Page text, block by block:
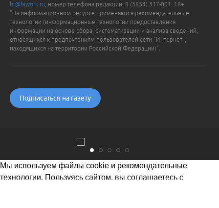
br@biwork.ru , номер телефона редакции: 8 (3854) 317-001. 18+
"На информационном ресурсе применяются рекомендательные
технологии (информационные технологии предоставления
информации на основе сбора, систематизации и анализа сведений,
относящихся к предпочтениям пользователей сети "Интернет",
находящихся на территории Российской Федерации)".
Подписаться на газету
Мы используем файлы cookie и рекомендательные
технологии. Пользуясь сайтом, вы соглашаетесь с